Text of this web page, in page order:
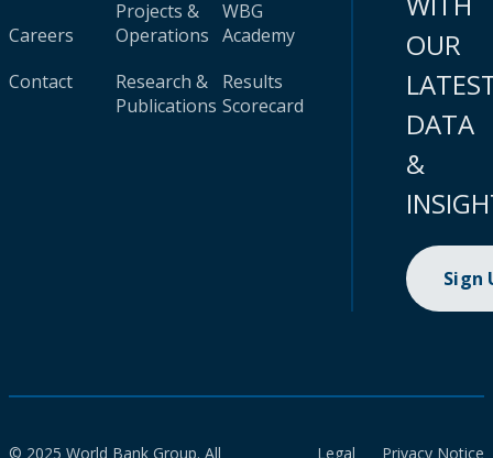
Careers
Contact
Projects &
Operations
Research &
Publications
WBG
Academy
Results
Scorecard
OUR
DATA
&
Sign
© 2025 World Bank Group. All
Legal
Privacy Notice